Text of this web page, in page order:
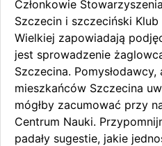
Członkowie
Szczecin i szczeciński
Wielkiej zapowiadają
jest sprowadzenie
Szczecina.
mieszkańców Szczecina
mógłby zacumować przy
Centrum Nauki.
padały sugestie, jakie